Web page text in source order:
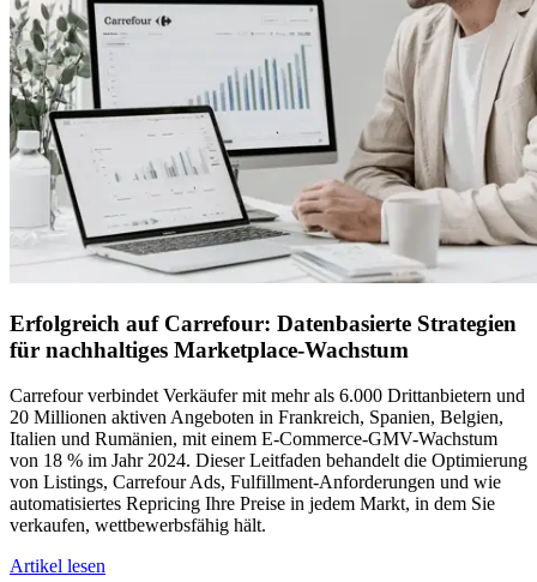
Erfolgreich auf Carrefour: Datenbasierte Strategien
für nachhaltiges Marketplace-Wachstum
Carrefour verbindet Verkäufer mit mehr als 6.000 Drittanbietern und
20 Millionen aktiven Angeboten in Frankreich, Spanien, Belgien,
Italien und Rumänien, mit einem E-Commerce-GMV-Wachstum
von 18 % im Jahr 2024. Dieser Leitfaden behandelt die Optimierung
von Listings, Carrefour Ads, Fulfillment-Anforderungen und wie
automatisiertes Repricing Ihre Preise in jedem Markt, in dem Sie
verkaufen, wettbewerbsfähig hält.
Artikel lesen